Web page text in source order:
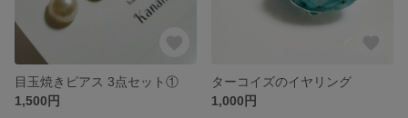
目玉焼きピアス 3点セット①
1,500円
ターコイズのイヤリング
1,000円